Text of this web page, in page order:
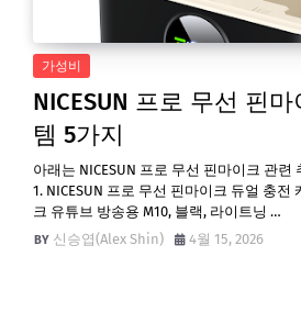
가성비
NICESUN 프로 무선 핀
템 5가지
아래는 NICESUN 프로 무선 핀마이크 관
1. NICESUN 프로 무선 핀마이크 듀얼 충전
크 유튜브 방송용 M10, 블랙, 라이트닝 …
신승엽(Alex Shin)
4월 15, 2026